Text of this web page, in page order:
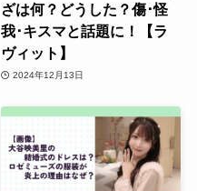
ざは何？どうした？傷･怪
我･キスマと話題に！【ラ
ヴィット】
2024年12月13日